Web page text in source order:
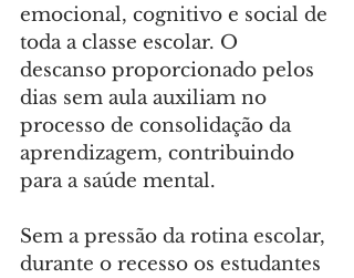
emocional, cognitivo e social de
toda a classe escolar. O
descanso proporcionado pelos
dias sem aula auxiliam no
processo de consolidação da
aprendizagem, contribuindo
para a saúde mental.
Sem a pressão da rotina escolar,
durante o recesso os estudantes